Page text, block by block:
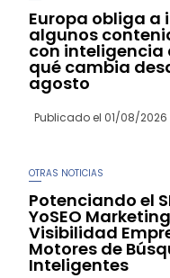
Europa obliga
algunos
con
qué cambia
agosto
Publicado el 01/08/2026
OTRAS NOTICIAS
Potenciando el
YoSEO
Visibilidad
Motores de
Inteligentes